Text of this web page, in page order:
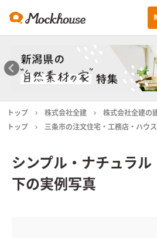
トップ 株式会社全建 株式会社全建の
トップ
三条市の注文住宅・工務店・ハウ
シンプル・ナチュラル
下の実例写真